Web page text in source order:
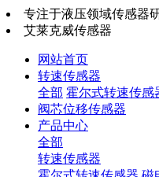
专注于液压领域传感器
艾莱克威传感器
网站首页
转速传感器
全部 霍尔式转速传感
阀芯位移传感器
产品中心
全部
转速传感器